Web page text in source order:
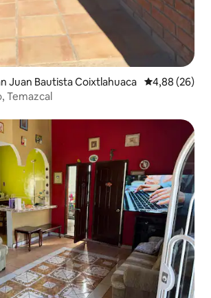
Juan Bautista Coixtlahuaca 4,88 ud af 5 i
4,88 (26)
Temazcal